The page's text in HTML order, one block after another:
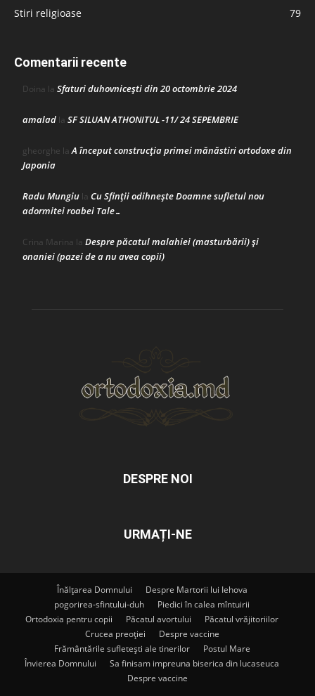
Stiri religioase
79
Comentarii recente
Doina la Sfaturi duhovnicești din 20 octombrie 2024
amalad la SF SILUAN ATHONITUL -11/ 24 SEPEMBRIE
gheorghe laA început construcţia primei mănăstiri ortodoxe din
Japonia
Radu Mungiu la Cu Sfinții odihnește Doamne sufletul nou
adormitei roabei Tale…
Crina Marina la Despre păcatul malahiei (masturbării) şi
onaniei (pazei de a nu avea copii)
DESPRE NOI
URMAȚI-NE
Înălțarea Domnului
Despre Martorii lui Iehova
pogorirea-sfintului-duh
Piedici în calea mîntuirii
Ortodoxia pentru copii
Păcatul avortului
Păcatul vrăjitoriilor
Crucea preoției
Despre vaccine
Frământările sufletești ale tinerilor
Postul Mare
Învierea Domnului
Sa finisam impreuna biserica din lucaseuca
Despre vaccine